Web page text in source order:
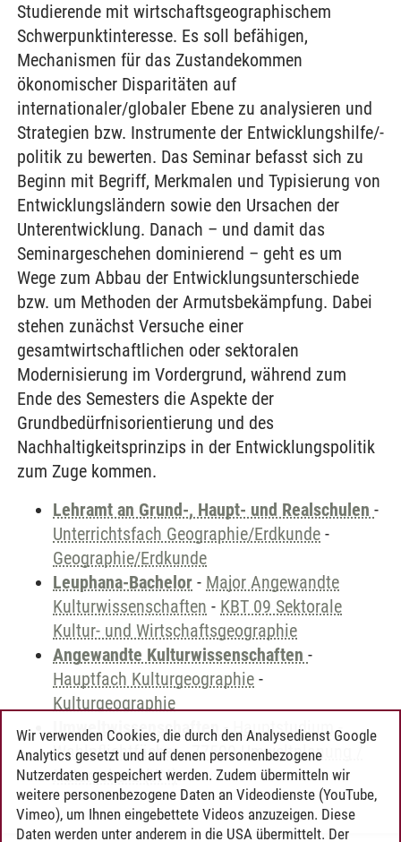
Studierende mit wirtschaftsgeographischem
Schwerpunktinteresse. Es soll befähigen,
Mechanismen für das Zustandekommen
ökonomischer Disparitäten auf
internationaler/globaler Ebene zu analysieren und
Strategien bzw. Instrumente der Entwicklungshilfe/-
politik zu bewerten. Das Seminar befasst sich zu
Beginn mit Begriff, Merkmalen und Typisierung von
Entwicklungsländern sowie den Ursachen der
Unterentwicklung. Danach – und damit das
Seminargeschehen dominierend – geht es um
Wege zum Abbau der Entwicklungsunterschiede
bzw. um Methoden der Armutsbekämpfung. Dabei
stehen zunächst Versuche einer
gesamtwirtschaftlichen oder sektoralen
Modernisierung im Vordergrund, während zum
Ende des Semesters die Aspekte der
Grundbedürfnisorientierung und des
Nachhaltigkeitsprinzips in der Entwicklungspolitik
zum Zuge kommen.
Lehramt an Grund-, Haupt- und Realschulen -
Unterrichtsfach Geographie/Erdkunde -
Geographie/Erdkunde
Leuphana-Bachelor - Major Angewandte
Kulturwissenschaften - KBT 09 Sektorale
Kultur- und Wirtschaftsgeographie
Angewandte Kulturwissenschaften -
Hauptfach Kulturgeographie -
Kulturgeographie
Umweltwissenschaften-Hauptstudium -
Wahlpflichtfächer-77500 Umweltplanung /
Naturschutz (W4)
Wir verwenden Cookies, die durch den Analysedienst Google
Analytics gesetzt und auf denen personenbezogene
Nutzerdaten gespeichert werden. Zudem übermitteln wir
weitere personenbezogene Daten an Videodienste (YouTube,
Vimeo), um Ihnen eingebettete Videos anzuzeigen. Diese
Daten werden unter anderem in die USA übermittelt. Der